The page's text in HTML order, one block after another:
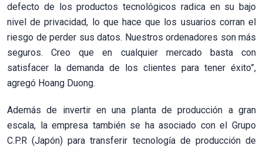
defecto de los productos tecnológicos radica en su bajo
nivel de privacidad, lo que hace que los usuarios corran el
riesgo de perder sus datos. Nuestros ordenadores son más
seguros. Creo que en cualquier mercado basta con
satisfacer la demanda de los clientes para tener éxito”,
agregó Hoang Duong.
Además de invertir en una planta de producción a gran
escala, la empresa también se ha asociado con el Grupo
C.P.R (Japón) para transferir tecnología de producción de